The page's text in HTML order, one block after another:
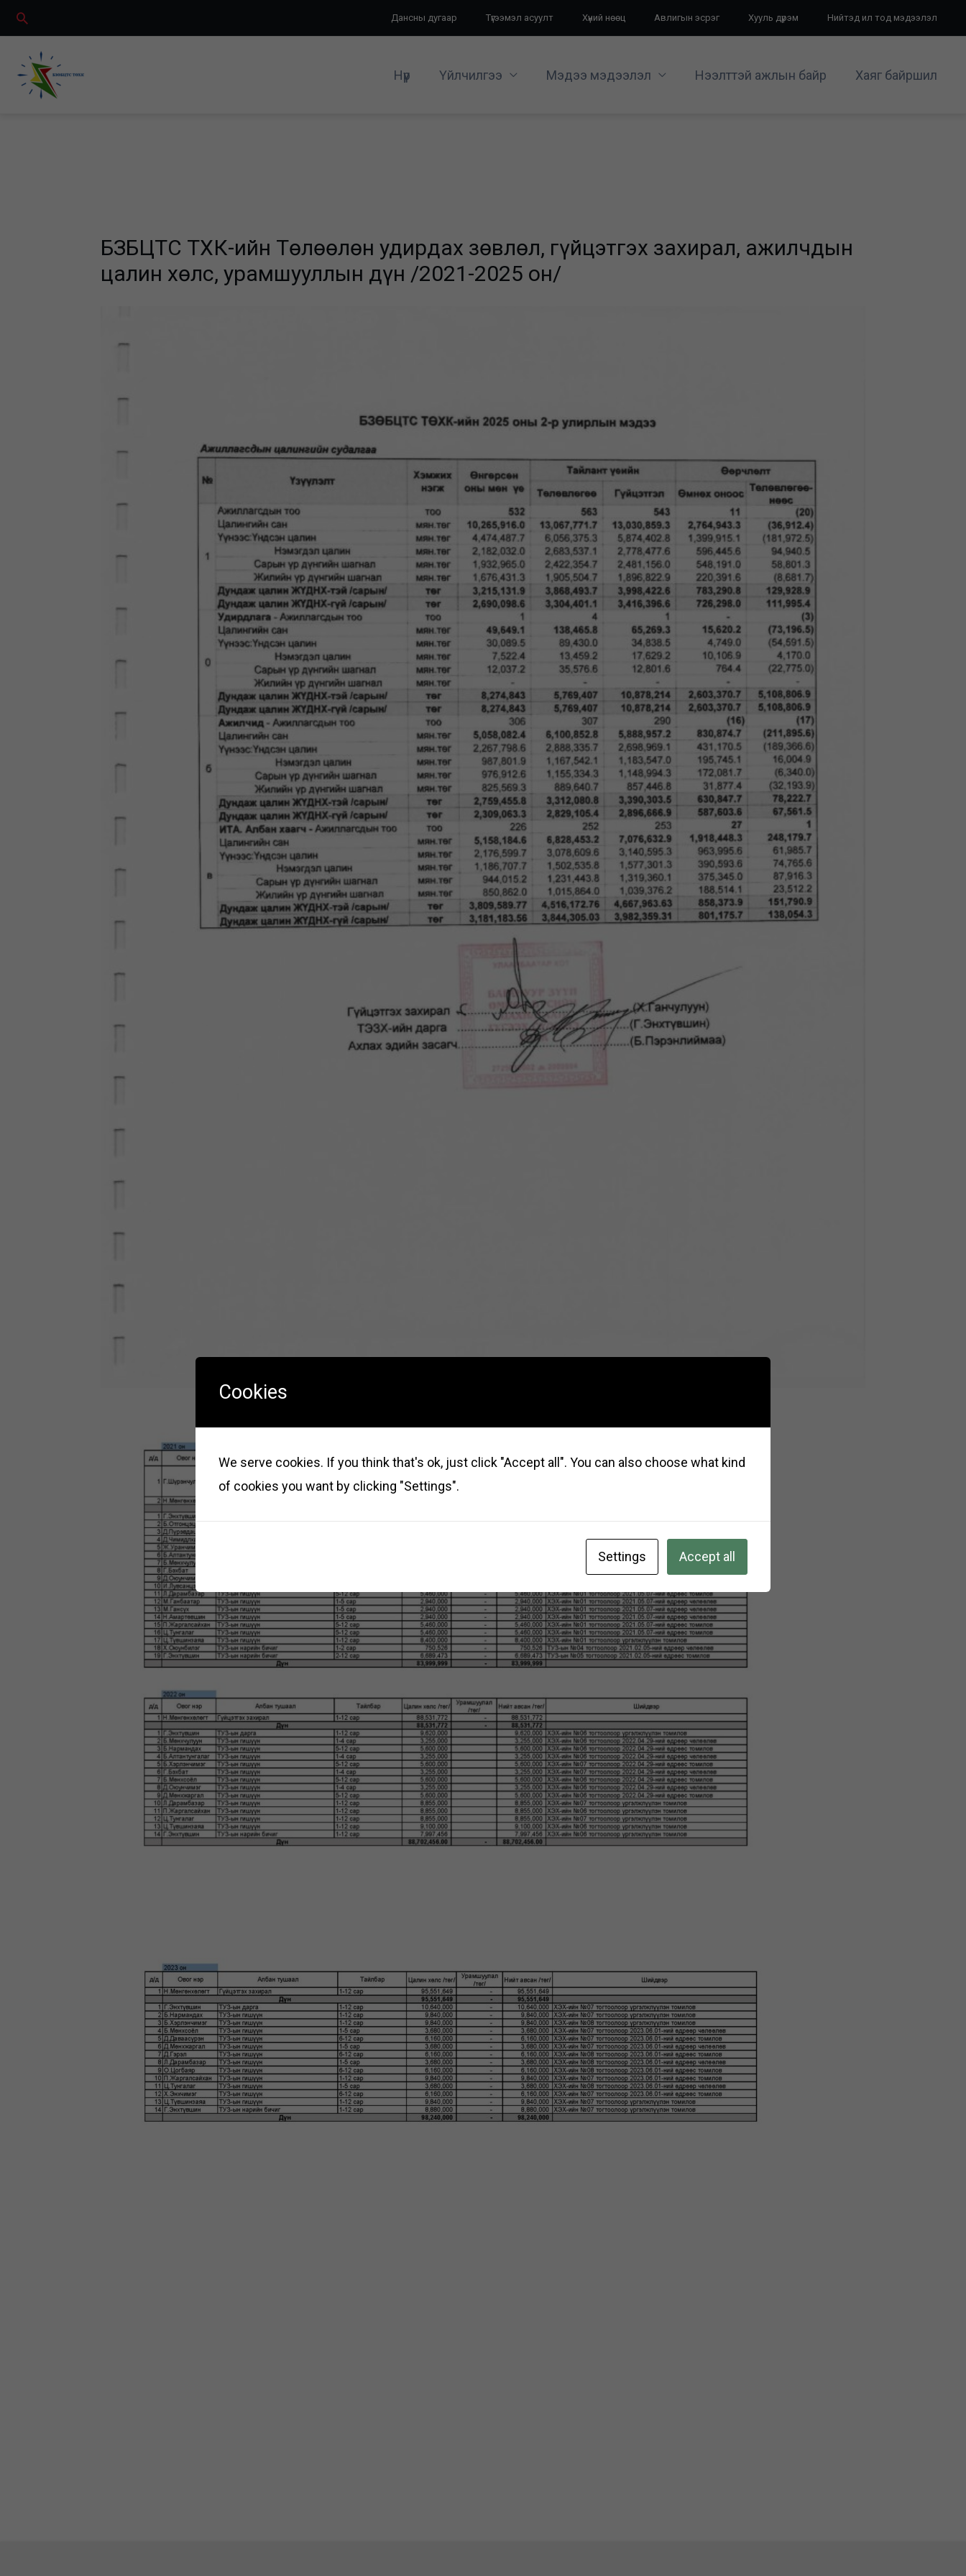
Skip
to
content
Search Дансны дугаар Түгээмэл асуулт Хүний нөөц Авлигын эсрэг Хууль дүрэм Нийтэд ил тод мэдээлэл
Нүүр Үйлчилгээ Мэдээ мэдээлэл Нээлттэй ажлын байр Хаяг байршил
БЗӨБЦТС ТӨХК-ийн Төлөөлөн удирдах зөвлөл, гүйцэтгэх захирал, ажилчдын
цалин хөлс, урамшууллын дүн /2021-2025 он/
Cookies
We serve cookies. If you think that's ok, just click "Accept all". You can also choose what kind
of cookies you want by clicking "Settings".
Settings Accept all